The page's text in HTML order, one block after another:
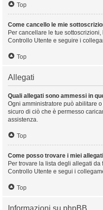
Top
Come cancello le mie
Per cancellare le tue
Controllo Utente e seguire i
Top
Allegati
Quali allegati sono ammessi in
Ogni amministratore può abilitare
sicuro di ciò che è permesso
assistenza.
Top
Come posso trovare i miei
Per trovare la lista degli allegati
Controllo Utente e segui i
Top
Informazioni su phpBB